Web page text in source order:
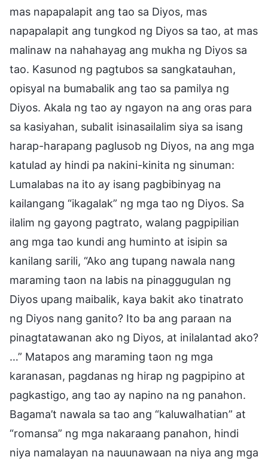
mas napapalapit ang tao sa Diyos, mas
napapalapit ang tungkod ng Diyos sa tao, at mas
malinaw na nahahayag ang mukha ng Diyos sa
tao. Kasunod ng pagtubos sa sangkatauhan,
opisyal na bumabalik ang tao sa pamilya ng
Diyos. Akala ng tao ay ngayon na ang oras para
sa kasiyahan, subalit isinasailalim siya sa isang
harap-harapang paglusob ng Diyos, na ang mga
katulad ay hindi pa nakini-kinita ng sinuman:
Lumalabas na ito ay isang pagbibinyag na
kailangang “ikagalak” ng mga tao ng Diyos. Sa
ilalim ng gayong pagtrato, walang pagpipilian
ang mga tao kundi ang huminto at isipin sa
kanilang sarili, “Ako ang tupang nawala nang
maraming taon na labis na pinaggugulan ng
Diyos upang maibalik, kaya bakit ako tinatrato
ng Diyos nang ganito? Ito ba ang paraan na
pinagtatawanan ako ng Diyos, at inilalantad ako?
…” Matapos ang maraming taon ng mga
karanasan, pagdanas ng hirap ng pagpipino at
pagkastigo, ang tao ay napino na ng panahon.
Bagama’t nawala sa tao ang “kaluwalhatian” at
“romansa” ng mga nakaraang panahon, hindi
niya namalayan na nauunawaan na niya ang mga